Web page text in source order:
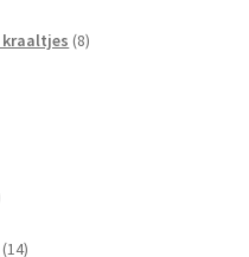
kraaltjes 88
1414